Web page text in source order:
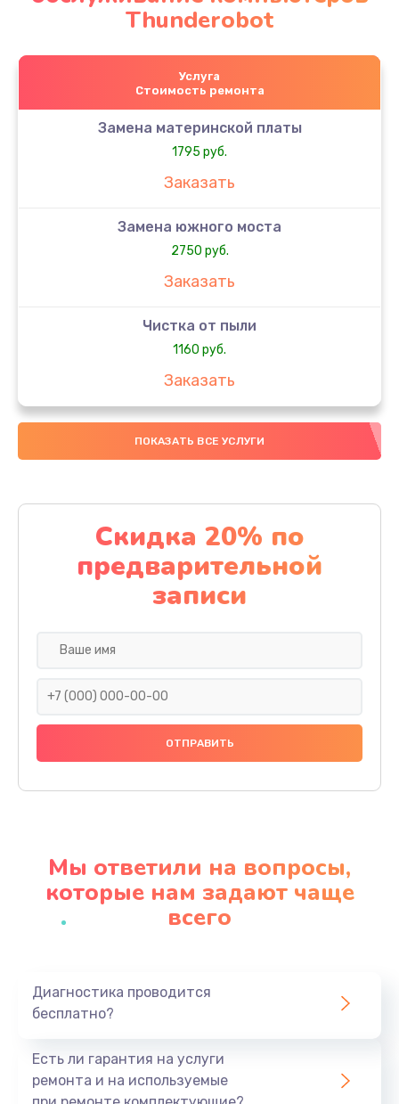
Thunderobot
Услуга
Стоимость ремонта
Замена материнской платы
1795 руб.
Заказать
Замена южного моста
2750 руб.
Заказать
Чистка от пыли
1160 руб.
Заказать
Настройка ОС
1160 руб.
Настройка BIOS
1495 руб.
Заказать
Ремонт разъема питания
1430 руб.
Заказать
Ремонт цепей питания
Замена жесткого диска
Заказать
ПОКАЗАТЬ ВСЕ УСЛУГИ
Скидка 20% по
предварительной
записи
Мы ответили на вопросы,
которые нам задают чаще
всего
Диагностика проводится
бесплатно?
Есть ли гарантия на услуги
ремонта и на используемые